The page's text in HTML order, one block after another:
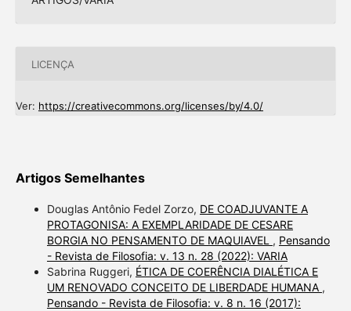
LICENÇA
Ver: https://creativecommons.org/licenses/by/4.0/
Artigos Semelhantes
Douglas Antônio Fedel Zorzo, DE COADJUVANTE A
PROTAGONISA: A EXEMPLARIDADE DE CESARE
BORGIA NO PENSAMENTO DE MAQUIAVEL , Pensando
- Revista de Filosofia: v. 13 n. 28 (2022): VARIA
Sabrina Ruggeri, ÉTICA DE COERÊNCIA DIALÉTICA E
UM RENOVADO CONCEITO DE LIBERDADE HUMANA ,
Pensando - Revista de Filosofia: v. 8 n. 16 (2017):